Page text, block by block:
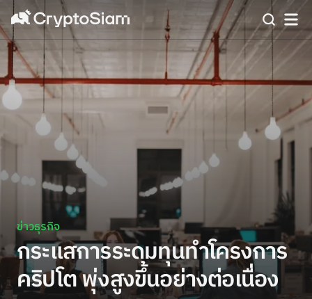
ข่าวธุรกิจ
กระแสการระดมทุนทำโครงการ
คริปโต พุ่งสูงขึ้นอย่างต่อเนื่อง